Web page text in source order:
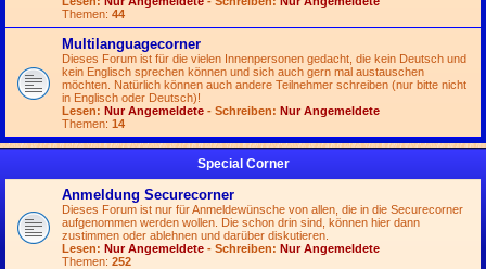
Themen: 44
Multilanguagecorner
Dieses Forum ist für die vielen Innenpersonen gedacht, die kein Deutsch und
kein Englisch sprechen können und sich auch gern mal austauschen
möchten. Natürlich können auch andere Teilnehmer schreiben (nur bitte nicht
in Englisch oder Deutsch)!
Lesen: Nur Angemeldete - Schreiben: Nur Angemeldete
Themen: 14
Special Corner
Anmeldung Securecorner
Dieses Forum ist nur für Anmeldewünsche von allen, die in die Securecorner
aufgenommen werden wollen. Die schon drin sind, können hier dann
zustimmen oder ablehnen und darüber diskutieren.
Lesen: Nur Angemeldete - Schreiben: Nur Angemeldete
Themen: 252